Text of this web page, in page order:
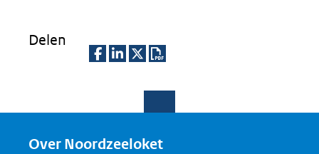
Delen
e
e
e
n
Over Noordzeeloket